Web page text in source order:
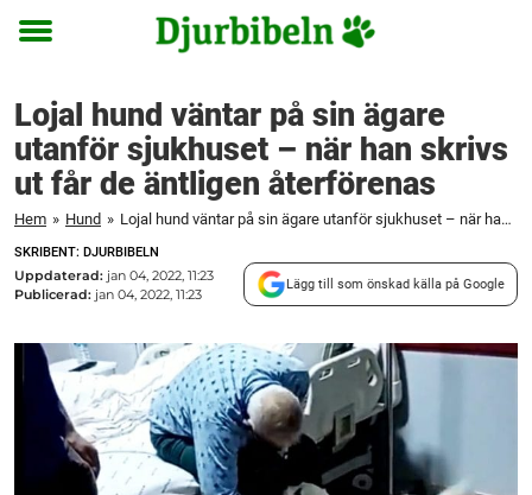
Toggle
Lojal hund väntar på sin ägare
utanför sjukhuset – när han skrivs
ut får de äntligen återförenas
Hem » Hund » Lojal hund väntar på sin ägare utanför sjukhuset – när han skrivs ut får de äntligen återförenas
SKRIBENT: DJURBIBELN
Uppdaterad: jan 04, 2022, 11:23
Publicerad: jan 04, 2022, 11:23
Lägg till som önskad källa på Google